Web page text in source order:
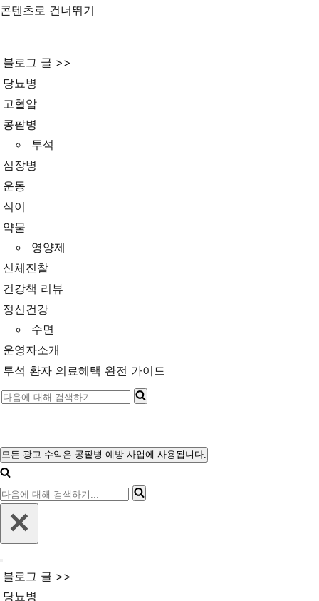
콘텐츠로 건너뛰기
블로그 글 >>
당뇨병
고혈압
콩팥병
투석
심장병
운동
식이
약물
영양제
신체진찰
건강책 리뷰
정신건강
수면
운영자소개
투석 환자 의료혜택 완전 가이드
다
대
해
검
색
모든 광고 수익은 콩팥병 예방 사업에 사용됩니다.
다
해
검
비
게
블로그 글 >>
당뇨병